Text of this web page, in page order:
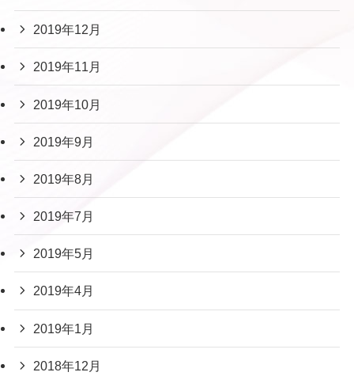
2019年12月
2019年11月
2019年10月
2019年9月
2019年8月
2019年7月
2019年5月
2019年4月
2019年1月
2018年12月